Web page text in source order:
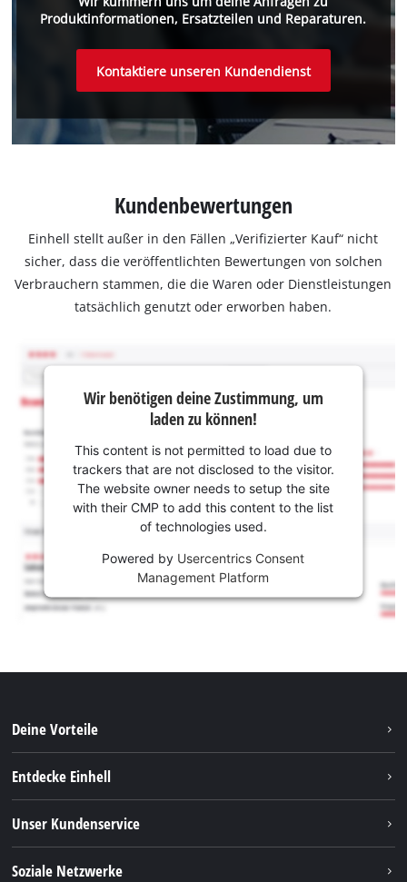
Produktinformationen, Ersatzteilen und Reparaturen.
Kontaktiere unseren Kundendienst
Kundenbewertungen
Einhell stellt außer in den Fällen „Verifizierter Kauf“ nicht
sicher, dass die veröffentlichten Bewertungen von solchen
Verbrauchern stammen, die die Waren oder Dienstleistungen
tatsächlich genutzt oder erworben haben.
Wir benötigen deine Zustimmung, um
laden zu können!
This content is not permitted to load due to
trackers that are not disclosed to the visitor.
The website owner needs to setup the site
with their CMP to add this content to the list
of technologies used.
Powered by Usercentrics Consent
Management Platform
Deine Vorteile
Entdecke Einhell
Nachhaltigkeit
Unser Kundenservice
Soziale Netzwerke